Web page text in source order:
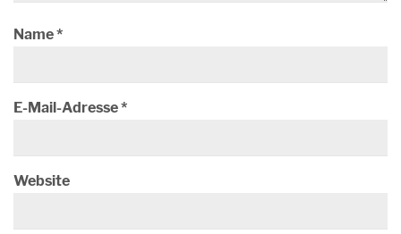
Name*
E-Mail-Adresse*
Website